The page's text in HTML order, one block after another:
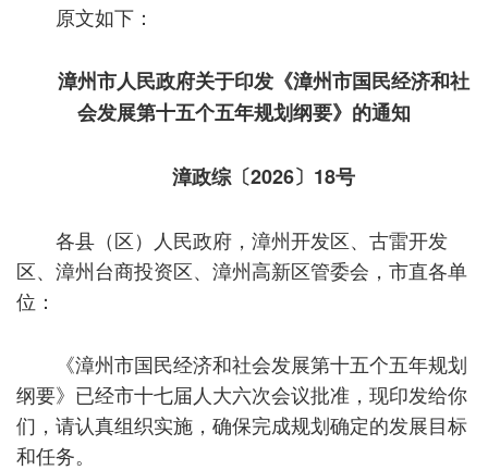
原文如下：
漳州市人民政府关于印发《漳州市国民经济和社
会发展第十五个五年规划纲要》的通知
漳政综〔2026〕18号
各县（区）人民政府，漳州开发区、古雷开发
区、漳州台商投资区、漳州高新区管委会，市直各单
位：
《漳州市国民经济和社会发展第十五个五年规划
纲要》已经市十七届人大六次会议批准，现印发给你
们，请认真组织实施，确保完成规划确定的发展目标
和任务。